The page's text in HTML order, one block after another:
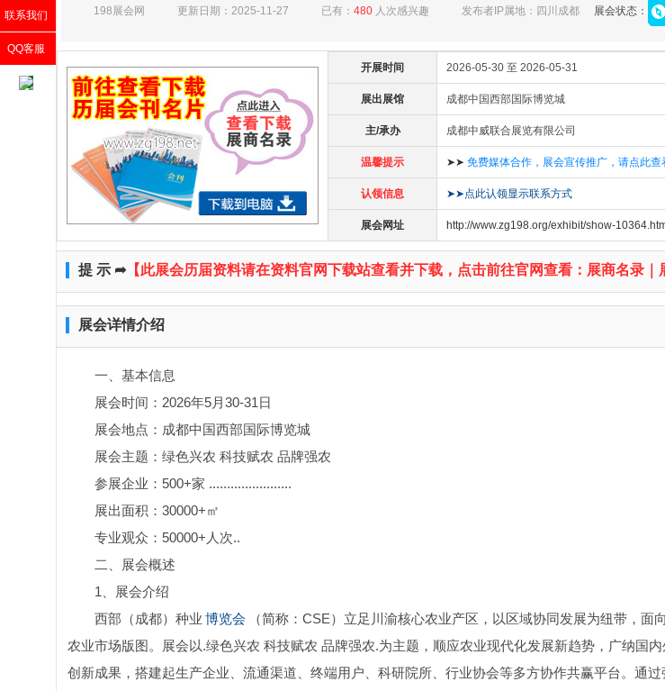
198展会网 更新日期：2025-11-27 已有： 480 人次感兴趣 发布者IP属地：四川成都 展会状态：
开展时间 2026-05-30 至 2026-05-31
展出展馆 成都中国西部国际博览城
主/承办 成都中威联合展览有限公司
温馨提示 ➤➤ 免费媒体合作，展会宣传推广，请点此查
认领信息 ➤➤点此认领显示联系方式
展会网址 http://www.zg198.org/exhibit/show-
提 示 ➦【此展会历届资料请在资料官网下载站查看并下载，点击前往官网查看：展商名录｜
展会详情介绍
一、基本信息
展会时间：2026年5月30-31日
展会地点：成都中国西部国际博览城
展会主题：绿色兴农 科技赋农 品牌强农
参展企业：500+家 .......................
展出面积：30000+㎡
专业观众：50000+人次..
二、展会概述
1、展会介绍
西部（成都）种业 博览会
（简称：CSE）立足川渝核心农业产区，以区域协同发展为纽带，面
农业市场版图。展会以.绿色兴农 科技赋农 品牌强农.为主题，顺应农业现代化发展新趋势，广纳国
创新成果，搭建起生产企业、流通渠道、终端用户、科研院所、行业协会等多方协作共赢平台。通
联系我们
QQ客服